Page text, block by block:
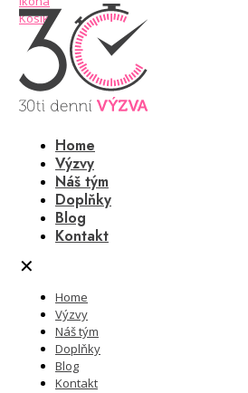
Home
Výzvy
Náš tým
Doplňky
Blog
Kontakt
✕
Home
Výzvy
Náš tým
Doplňky
Blog
Kontakt